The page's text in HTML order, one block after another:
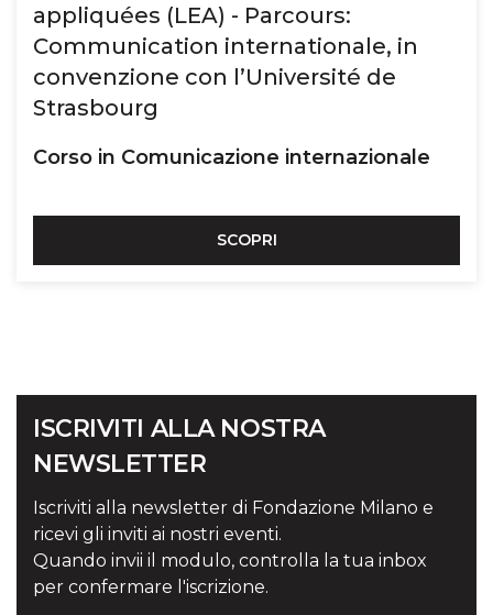
appliquées (LEA) - Parcours:
Communication internationale, in
convenzione con l’Université de
Strasbourg
Corso in Comunicazione internazionale
SCOPRI
ISCRIVITI ALLA NOSTRA
NEWSLETTER
Iscriviti alla newsletter di Fondazione Milano e
ricevi gli inviti ai nostri eventi.
Quando invii il modulo, controlla la tua inbox
per confermare l'iscrizione.